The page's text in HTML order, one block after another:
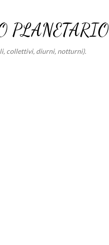
PLANETARIO
collettivi, diurni, notturni).